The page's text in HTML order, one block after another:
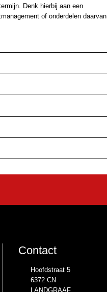
Denk hierbij aan een
of onderdelen daarvan
Contact
Hoofdstraat 5
6372 CN
LANDGRAAF